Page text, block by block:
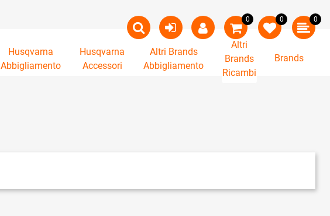
0 0 0
Husqvarna
Abbigliamento
Husqvarna
Accessori
Altri Brands
Abbigliamento
Altri
Brands
Ricambi
Brands